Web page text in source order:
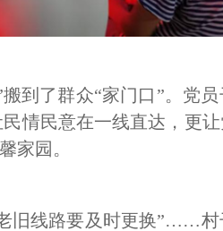
到了群众“家门口”。党
情民意在一线直达，更
家园。
旧线路要及时更换”……